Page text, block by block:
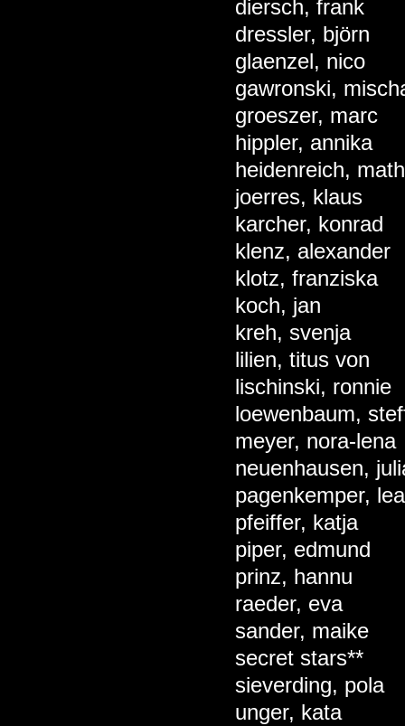
diersch, frank
dressler, björn
glaenzel, nico
gawronski,
groeszer, marc
hippler, annika
heidenreich,
joerres, klaus
karcher, konrad
klenz, alexander
klotz, franziska
koch, jan
kreh, svenja
lilien, titus von
lischinski, ronnie
loewenbaum,
meyer, nora-lena
neuenhausen,
pagenkemper, lea
pfeiffer, katja
piper, edmund
prinz, hannu
raeder, eva
sander, maike
secret stars**
sieverding, pola
unger, kata